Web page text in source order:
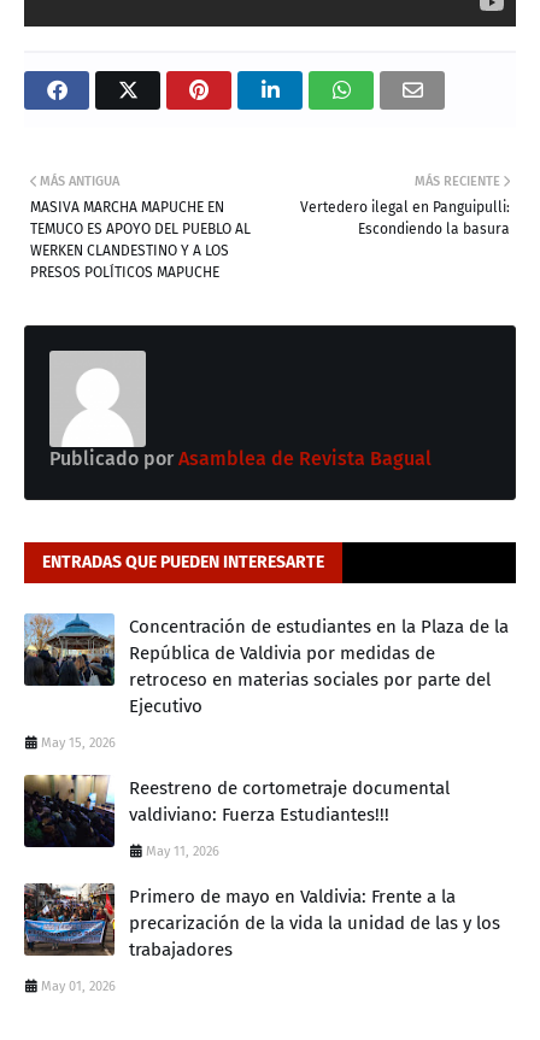
MÁS RECIENTE
Vertedero ilegal en Panguipulli:
Escondiendo la basura
MÁS ANTIGUA
MASIVA MARCHA MAPUCHE EN
TEMUCO ES APOYO DEL PUEBLO AL
WERKEN CLANDESTINO Y A LOS
PRESOS POLÍTICOS MAPUCHE
Publicado por Asamblea de Revista Bagual
ENTRADAS QUE PUEDEN INTERESARTE
Concentración de estudiantes en la Plaza de la
República de Valdivia por medidas de
retroceso en materias sociales por parte del
Ejecutivo
May 15, 2026
Reestreno de cortometraje documental
valdiviano: Fuerza Estudiantes!!!
May 11, 2026
Primero de mayo en Valdivia: Frente a la
precarización de la vida la unidad de las y los
trabajadores
May 01, 2026